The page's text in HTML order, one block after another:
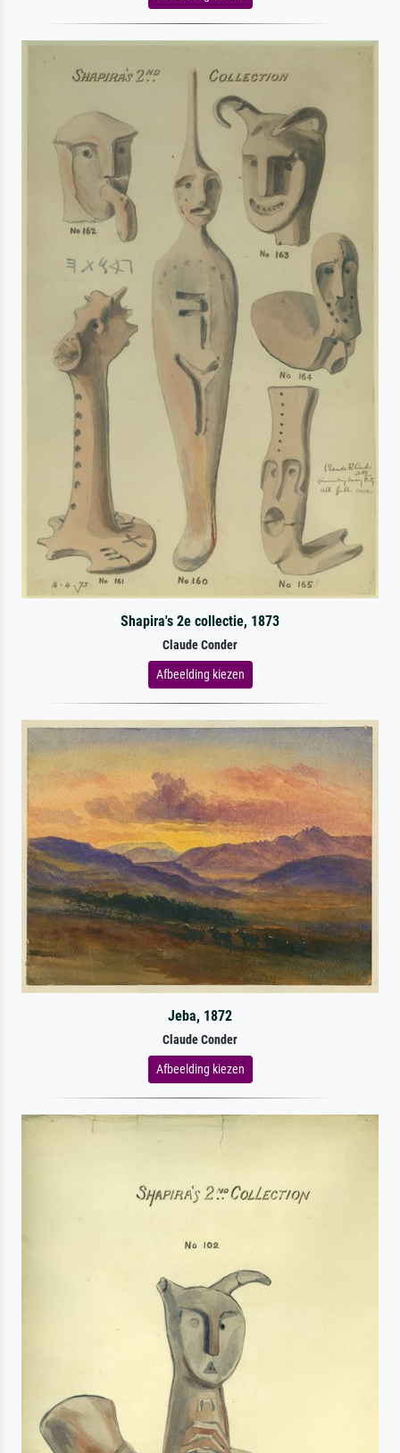
Shapira's 2e collectie, 1873
Claude Conder
Afbeelding kiezen
Jeba, 1872
Claude Conder
Afbeelding kiezen